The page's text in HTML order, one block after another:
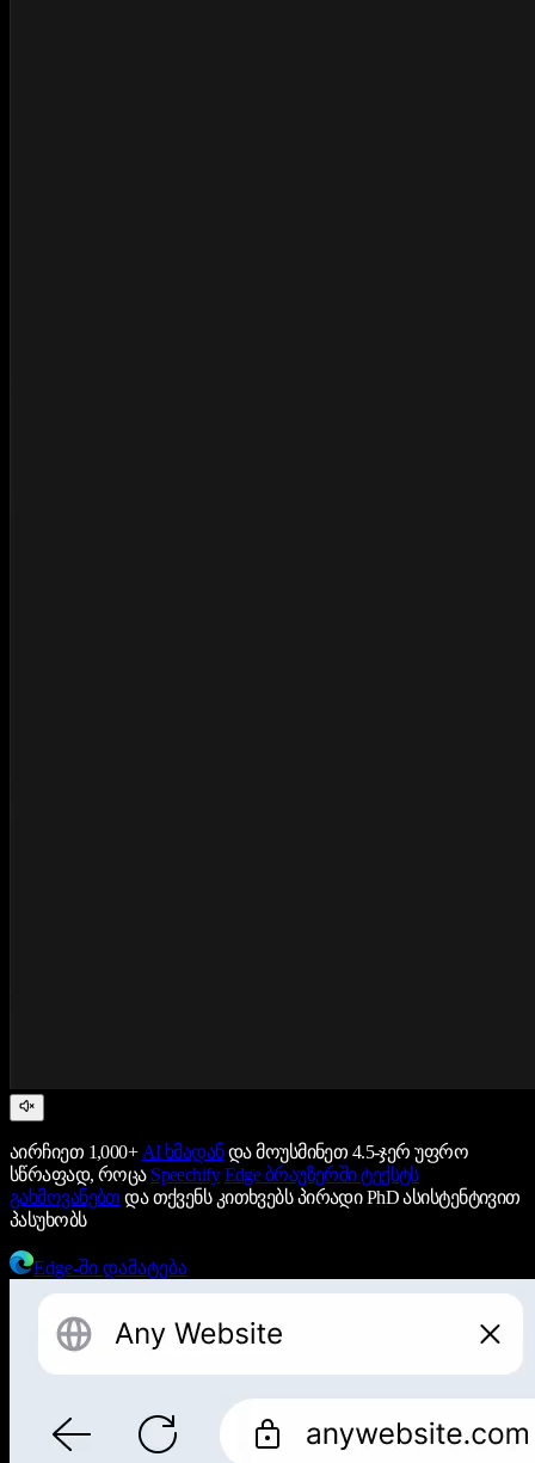
აირჩიეთ 1,000+ AI ხმადანდა მოუსმინეთ 4.5-ჯერ უფრო
სწრაფად, როცა Speechify Edge ბრაუზერში ტექსტს
გახმოვანებთ და თქვენს კითხვებს პირადი PhD ასისტენტივით
პასუხობს
Edge-ში დამატება